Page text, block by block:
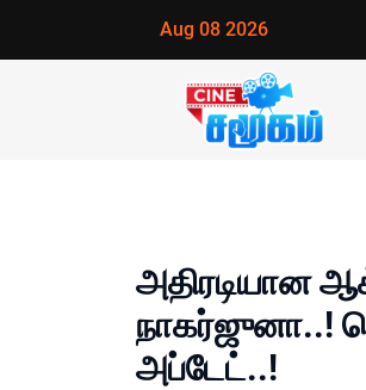
Aug 08 2026
அதிரடியான
நாகர்ஜுனா..!
அப்டேட்..!